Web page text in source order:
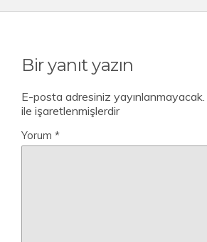
Bir yanıt yazın
E-posta adresiniz yayınlanmayacak.
ile işaretlenmişlerdir
Yorum *